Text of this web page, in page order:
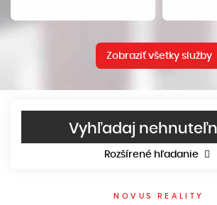
Zobraziť všetky služby
Vyhľadaj
Rozšírené hľadanie
NOVUS REALITY